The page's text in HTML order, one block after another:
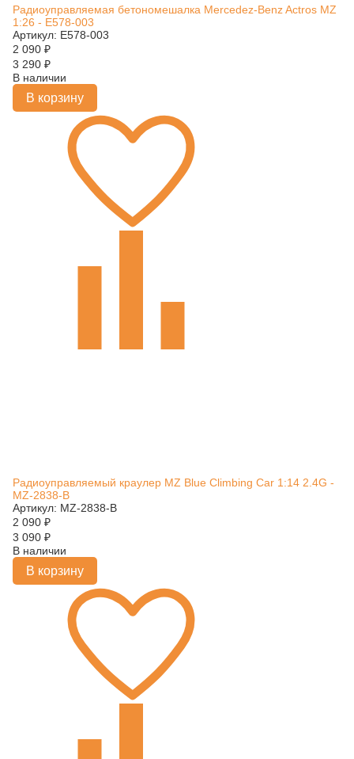
Радиоуправляемая бетономешалка Mercedez-Benz Actros MZ
1:26 - E578-003
Артикул: E578-003
2 090 ₽
3 290 ₽
В наличии
В корзину
Радиоуправляемый краулер MZ Blue Climbing Car 1:14 2.4G -
MZ-2838-B
Артикул: MZ-2838-B
2 090 ₽
3 090 ₽
В наличии
В корзину